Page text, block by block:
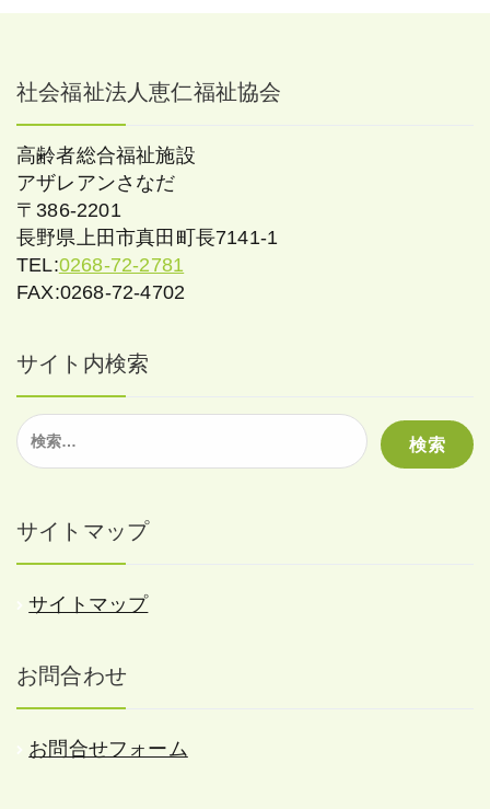
社会福祉法人恵仁福祉協会
高齢者総合福祉施設
アザレアンさなだ
〒386-2201
長野県上田市真田町長7141-1
TEL:0268-72-2781
FAX:0268-72-4702
サイト内検索
検
索:
サイトマップ
サイトマップ
お問合わせ
お問合せフォーム